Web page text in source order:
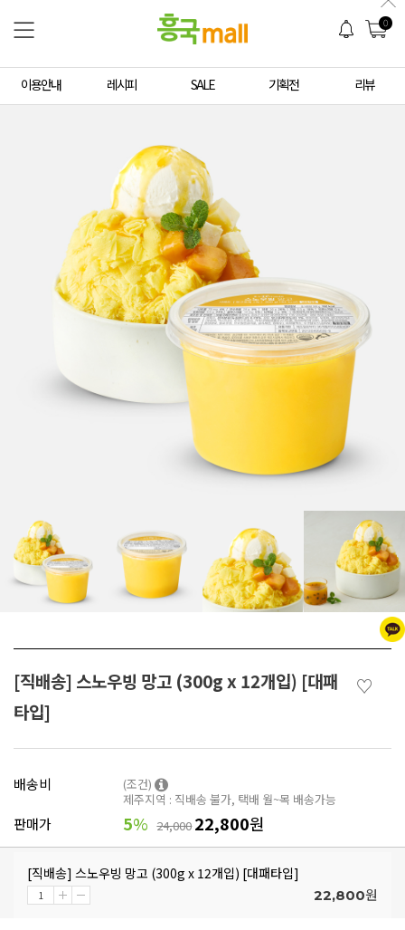
0
이용안내 레시피 SALE 기획전 리뷰
[직배송] 스노우빙 망고 (300g x 12개입) [대패
타입]
♡
배송비
(조건)
제주지역 : 직배송 불가, 택배 월~목 배송가능
판매가 5% 24,00022,800원
[직배송] 스노우빙 망고 (300g x 12개입) [대패타입]
22,800원